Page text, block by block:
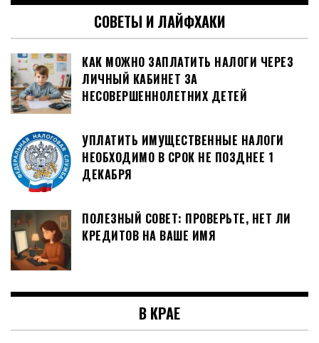
СОВЕТЫ И ЛАЙФХАКИ
КАК МОЖНО ЗАПЛАТИТЬ НАЛОГИ ЧЕРЕЗ
ЛИЧНЫЙ КАБИНЕТ ЗА
НЕСОВЕРШЕННОЛЕТНИХ ДЕТЕЙ
УПЛАТИТЬ ИМУЩЕСТВЕННЫЕ НАЛОГИ
НЕОБХОДИМО В СРОК НЕ ПОЗДНЕЕ 1
ДЕКАБРЯ
ПОЛЕЗНЫЙ СОВЕТ: ПРОВЕРЬТЕ, НЕТ ЛИ
КРЕДИТОВ НА ВАШЕ ИМЯ
В КРАЕ